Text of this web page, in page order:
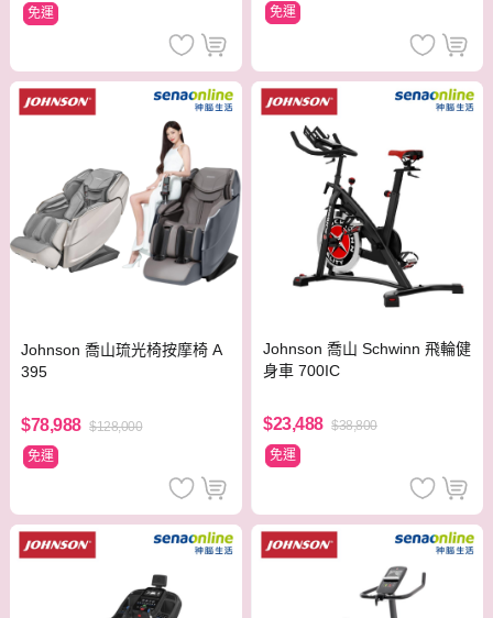
免運
免運
Johnson 喬山琉光椅按摩椅 A
395
$78,988 $128,000
免運
Johnson 喬山 Schwinn 飛輪健
身車 700IC
$23,488 $38,800
免運